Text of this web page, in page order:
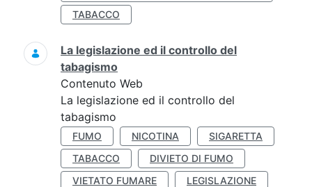
TABACCO
La legislazione ed il controllo del
tabagismo
Contenuto Web
La legislazione ed il controllo del
tabagismo
FUMO NICOTINA
SIGARETTA
TABACCO
DIVIETO DI FUMO
VIETATO FUMARE
LEGISLAZIONE